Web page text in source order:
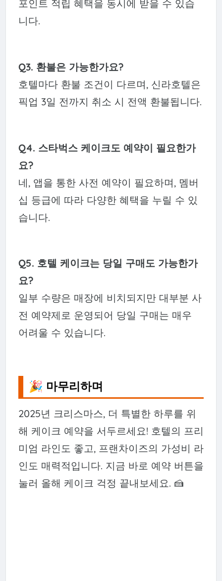
포인트 적립 혜택을 동시에 받을 수 있습
니다.
Q3. 환불은 가능한가요?
호텔마다 환불 조건이 다르며, 신라호텔은
픽업 3일 전까지 취소 시 전액 환불됩니다.
Q4. 스타벅스 케이크도 예약이 필요한가
요?
네, 앱을 통한 사전 예약이 필요하며, 멤버
십 등급에 따라 다양한 혜택을 누릴 수 있
습니다.
Q5. 호텔 케이크는 당일 구매도 가능한가
요?
일부 수량은 매장에 비치되지만 대부분 사
전 예약제로 운영되어 당일 구매는 매우
어려울 수 있습니다.
🎉 마무리하며
2025년 크리스마스, 더 특별한 하루를 위
해 케이크 예약을 서두르세요! 호텔의 프리
미엄 라인도 좋고, 프랜차이즈의 가성비 라
인도 매력적입니다. 지금 바로 예약 버튼을
눌러 올해 케이크 걱정 끝내보세요. 🍰